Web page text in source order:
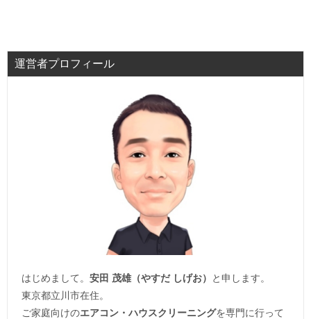
運営者プロフィール
はじめまして。 安田 茂雄（やすだ しげお）
と申します。
東京都立川市在住。
ご家庭向けのエアコン・ハウスクリーニングを専門に行って